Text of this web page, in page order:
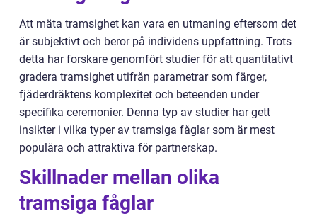
Att mäta tramsighet kan vara en utmaning eftersom det
är subjektivt och beror på individens uppfattning. Trots
detta har forskare genomfört studier för att quantitativt
gradera tramsighet utifrån parametrar som färger,
fjäderdräktens komplexitet och beteenden under
specifika ceremonier. Denna typ av studier har gett
insikter i vilka typer av tramsiga fåglar som är mest
populära och attraktiva för partnerskap.
Skillnader mellan olika
tramsiga fåglar